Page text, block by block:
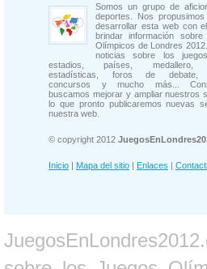
Somos un grupo de
deportes. Nos
desarrollar esta web con
brindar información
Olímpicos de Londres
noticias sobre los
estadios, países, medallero,
estadísticas, foros de debate,
concursos y mucho más...
buscamos mejorar y ampliar nuestros
lo que pronto publicaremos nuevas
nuestra web.
© copyright 2012
Inicio | Mapa del sitio | Enlaces |